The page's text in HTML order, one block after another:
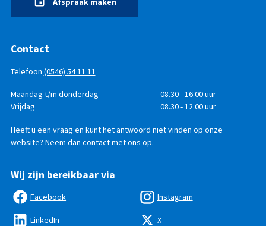
Contact
Telefoon (0546) 54 11 11
Telefonisch
bereikbaar
DagTijd
Maandag t/m donderdag
08.30 - 16.00 uur
Vrijdag
08.30 - 12.00 uur
Heeft u een vraag en kunt het antwoord niet vinden op onze
website? Neem dan contactmet ons op.
Wij zijn bereikbaar via
Facebook
LinkedIn
Instagram
X